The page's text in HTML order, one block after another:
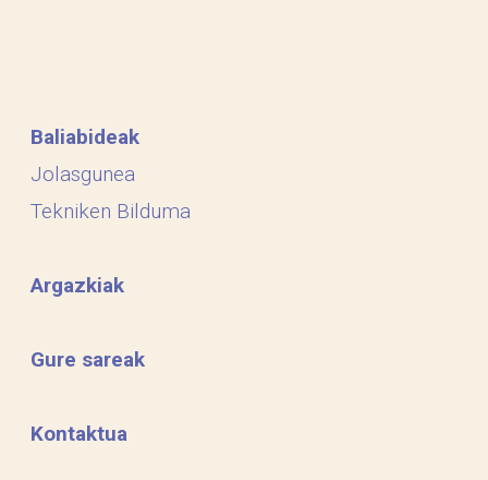
Baliabideak
Jolasgunea
Tekniken Bilduma
Argazkiak
Gure sareak
Kontaktua